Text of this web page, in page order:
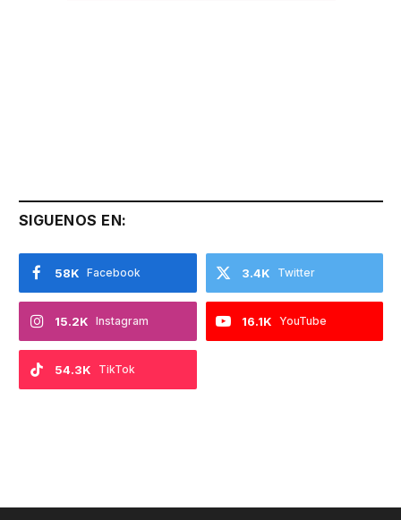
SIGUENOS EN:
Facebook
58K Twitter
3.4K
Instagram
15.2K YouTube
16.1K
TikTok
54.3K